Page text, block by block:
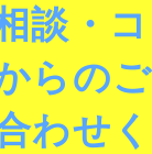
談・
らの
わせ